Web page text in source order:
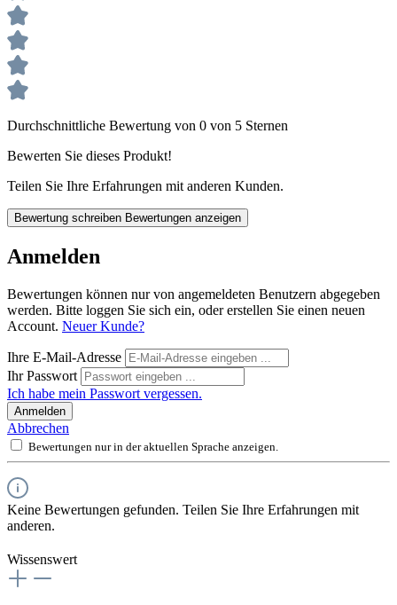
Durchschnittliche Bewertung von 0 von 5 Sternen
Bewerten Sie dieses Produkt!
Teilen Sie Ihre Erfahrungen mit anderen Kunden.
Bewertung schreiben Bewertungen anzeigen
Anmelden
Bewertungen können nur von angemeldeten Benutzern abgegeben
werden. Bitte loggen Sie sich ein, oder erstellen Sie einen neuen
Account. Neuer Kunde?
Ihre E-Mail-Adresse
Ihr Passwort
Ich habe mein Passwort vergessen.
Anmelden
Abbrechen
Bewertungen nur in der aktuellen Sprache anzeigen.
Keine Bewertungen gefunden. Teilen Sie Ihre Erfahrungen mit
anderen.
Wissenswert